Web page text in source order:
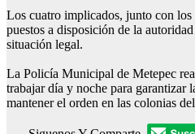
Los cuatro implicados, junto con los
puestos a disposición de la
situación legal.
La Policía Municipal de Metepec
trabajar día y noche para garantizar
mantener el orden en las colonias